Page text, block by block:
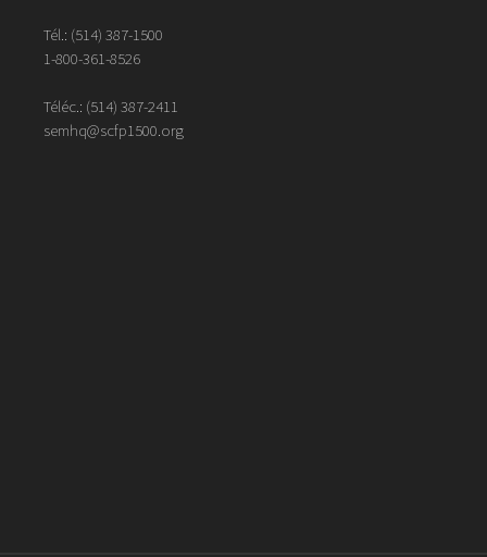
Tél.: (514) 387-1500
1-800-361-8526
Téléc.: (514) 387-2411
semhq@scfp1500.org